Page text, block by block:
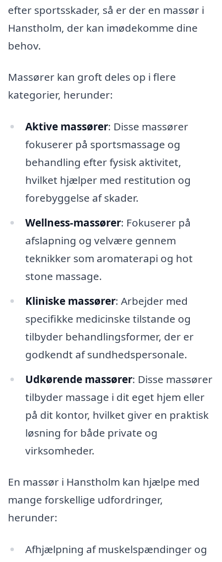
efter sportsskader, så er der en massør i
Hanstholm, der kan imødekomme dine
behov.
Massører kan groft deles op i flere
kategorier, herunder:
Aktive massører: Disse massører
fokuserer på sportsmassage og
behandling efter fysisk aktivitet,
hvilket hjælper med restitution og
forebyggelse af skader.
Wellness-massører: Fokuserer på
afslapning og velvære gennem
teknikker som aromaterapi og hot
stone massage.
Kliniske massører: Arbejder med
specifikke medicinske tilstande og
tilbyder behandlingsformer, der er
godkendt af sundhedspersonale.
Udkørende massører: Disse massører
tilbyder massage i dit eget hjem eller
på dit kontor, hvilket giver en praktisk
løsning for både private og
virksomheder.
En massør i Hanstholm kan hjælpe med
mange forskellige udfordringer,
herunder:
Afhjælpning af muskelspændinger og